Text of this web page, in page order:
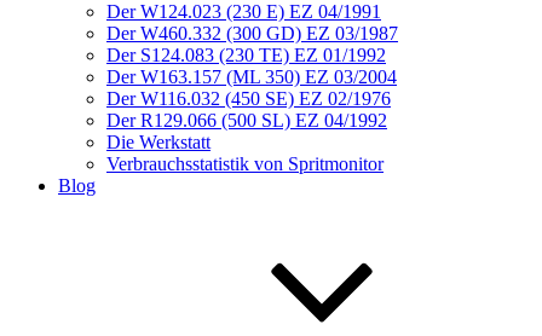
Der W124.023 (230 E) EZ 04/1991
Der W460.332 (300 GD) EZ 03/1987
Der S124.083 (230 TE) EZ 01/1992
Der W163.157 (ML 350) EZ 03/2004
Der W116.032 (450 SE) EZ 02/1976
Der R129.066 (500 SL) EZ 04/1992
Die Werkstatt
Verbrauchsstatistik von Spritmonitor
Blog